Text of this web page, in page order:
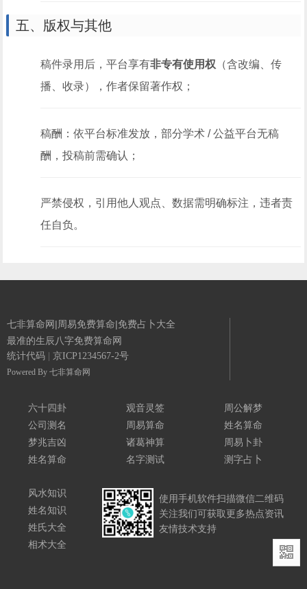
五、版权与其他
稿件录用后，平台享有非专有使用权 （含改编、传
播、收录），作者保留著作权；
稿酬：依平台标准发放，部分学术 / 公益平台无稿
酬，投稿前需确认；
严禁侵权，引用他人观点、数据需明确标注，违者责
任自负。
七非算命网|周易免费算命|免费占卜大全
最准的生辰八字免费算命网
统计代码 京ICP1234567-2号
Powered By 七非算命网
六十四卦
公司测名
梦兆吉凶
姓名算命
观音灵签
周易算命
诸葛神算
名字测试
周公解梦
姓名算命
周易卜卦
测字占卜
风水知识
姓名知识
姓氏大全
相术大全
使用手机软件扫描微信二维码
关注我们可获取更多热点资讯
友情技术支持